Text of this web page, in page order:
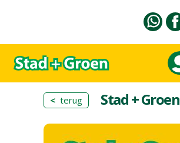
< terug Stad + Groen